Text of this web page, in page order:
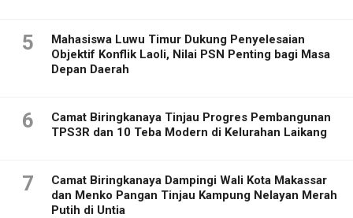
5
Mahasiswa Luwu Timur Dukung Penyelesaian
Objektif Konflik Laoli, Nilai PSN Penting bagi Masa
Depan Daerah
6
Camat Biringkanaya Tinjau Progres Pembangunan
TPS3R dan 10 Teba Modern di Kelurahan Laikang
7
Camat Biringkanaya Dampingi Wali Kota Makassar
dan Menko Pangan Tinjau Kampung Nelayan Merah
Putih di Untia